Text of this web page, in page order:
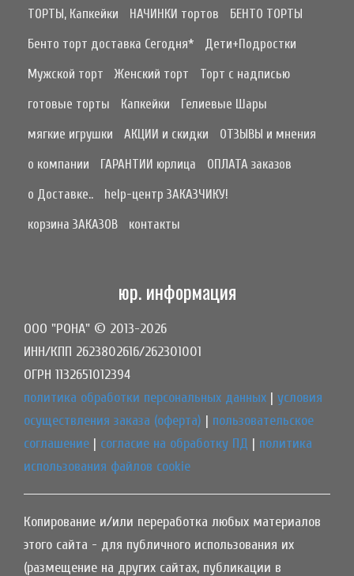
ТОРТЫ, Капкейки
НАЧИНКИ тортов
БЕНТО ТОРТЫ
Бенто торт доставка Сегодня*
Дети+Подростки
Мужской торт
Женский торт
Торт с надписью
готовые торты
Капкейки
Гелиевые Шары
мягкие игрушки
АКЦИИ и скидки
ОТЗЫВЫ и мнения
о компании
ГАРАНТИИ юрлица
ОПЛАТА заказов
о Доставке..
help-центр ЗАКАЗЧИКУ!
корзина ЗАКАЗОВ
контакты
юр. информация
ООО "РОНА" © 2013-2026
ИНН/КПП 2623802616/262301001
ОГРН 1132651012394
политика обработки персональных данных | условия
осуществления заказа (оферта) | пользовательское
соглашение | согласие на обработку ПД | политика
использования файлов cookie
Копирование и/или переработка любых материалов
этого сайта - для публичного использования их
(размещение на других сайтах, публикации в